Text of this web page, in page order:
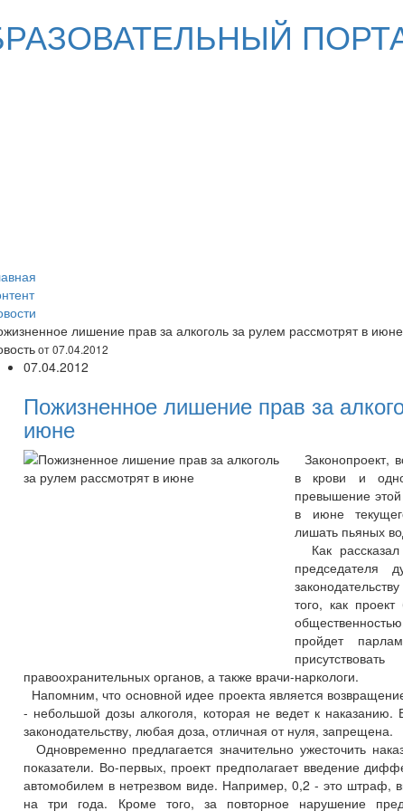
лишение прав за алкоголь за рулем рассмотрят в июне
от 07.04.2012
07.04.2012
Пожизненное лишение прав за
июне
Законопроект,
в крови и
превышение
в июне
лишать пьяных
Как рассказал
председателя
того, как
пройдет
правоохранительных органов, а также врачи-наркологи.
Напомним, что основной идее проекта является
- небольшой дозы алкоголя, которая не ведет к
законодательству, любая доза, отличная от нуля, запрещена.
Одновременно предлагается значительно ужесточить
показатели. Во-первых, проект предполагает введение
автомобилем в нетрезвом виде. Например, 0,2 - это
на три года. Кроме того, за повторное нарушение